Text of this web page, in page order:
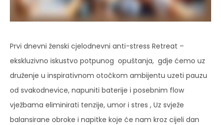
Prvi dnevni ženski cjelodnevni anti-stress Retreat –
ekskluzivno iskustvo potpunog opuštanja, gdje ćemo uz
druženje u inspirativnom otočkom ambijentu uzeti pauzu
od svakodnevice, napuniti baterije i posebnim flow
vježbama eliminirati tenzije, umor i stres , Uz svježe
balansirane obroke i napitke koje će nam kroz cijeli dan